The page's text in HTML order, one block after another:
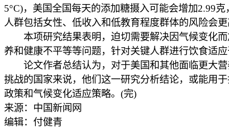
5°C)，美国全国每天的添加糖摄入可能会增加2.99克
人群包括女性、低收入和低教育程度群体的风险会
本项研究结果表明，迫切需要解决因气候变化而
养和健康不平等等问题，针对关键人群进行饮食适
论文作者总结认为，对于美国和其他面临更大营
挑战的国家来说，他们这一研究分析结论，或能用
政策和气候变化适应策略。(完)
来源：中国新闻网
编辑：付健青